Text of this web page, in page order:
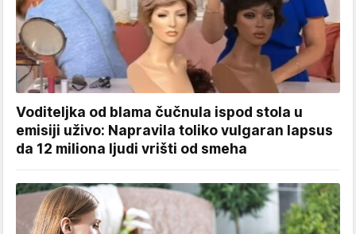
Voditeljka od blama čučnula ispod stola u
emisiji uživo: Napravila toliko vulgaran lapsus
da 12 miliona ljudi vrišti od smeha